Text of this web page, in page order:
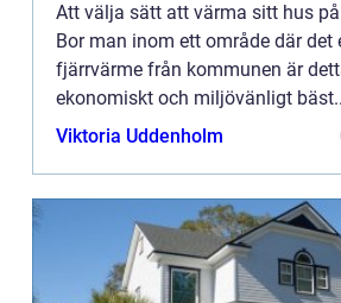
Att välja sätt att värma sitt hus
Bor man inom ett område där det
fjärrvärme från kommunen är
ekonomiskt och miljövänligt
Viktoria Uddenholm